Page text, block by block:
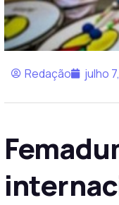
Redação julho